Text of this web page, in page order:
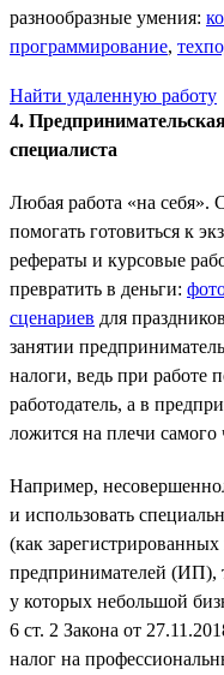
разнообразные умения:
программирование,
Найти удаленную работу
4.
специалиста
Любая работа «на себя».
помогать готовиться к
рефераты и курсовые
превратить в деньги:
сценариев для
занятии
налоги, ведь при работе
работодатель, а в
ложится на плечи самого
Например,
и использовать
(как
предпринимателей (ИП),
у которых небольшой
6 ст. 2 Закона от
налог на